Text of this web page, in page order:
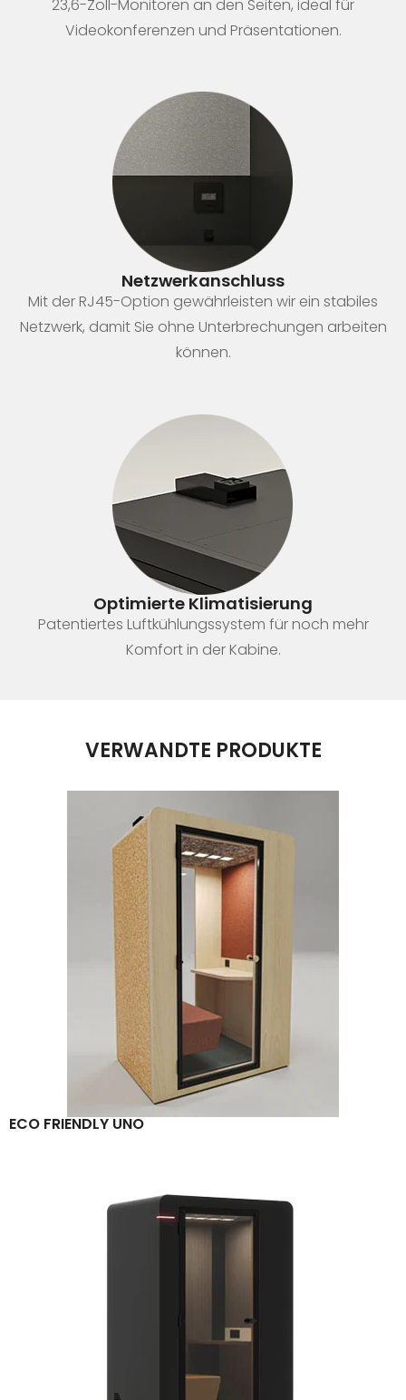
23,6-Zoll-Monitoren an den Seiten, ideal für
Videokonferenzen und Präsentationen.
Netzwerkanschluss
Mit der RJ45-Option gewährleisten wir ein stabiles
Netzwerk, damit Sie ohne Unterbrechungen arbeiten
können.
Optimierte Klimatisierung
Patentiertes Luftkühlungssystem für noch mehr
Komfort in der Kabine.
VERWANDTE PRODUKTE
ECO FRIENDLY UNO